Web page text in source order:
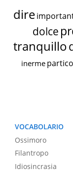
dire
dolce
tranquillo
inerme
VOCABOLARIO
Ossimoro
Filantropo
Idiosincrasia